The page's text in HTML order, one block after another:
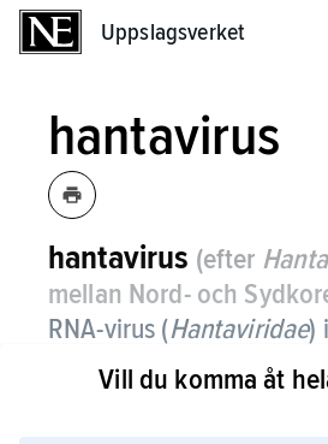
Uppslagsverket
hantavirus
hantavirus (efter
mellan Nord- och
RNA-virus (Hantaviridae)
bunyavirus.
Vill du komma åt